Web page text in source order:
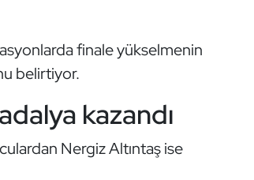
finale yükselmenin
belirtiyor.
kazandı
Nergiz Altıntaş ise